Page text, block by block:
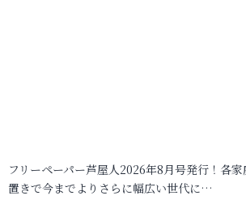
フリーペーパー芦屋人2026年8月号発行！各
置きで今までよりさらに幅広い世代に…